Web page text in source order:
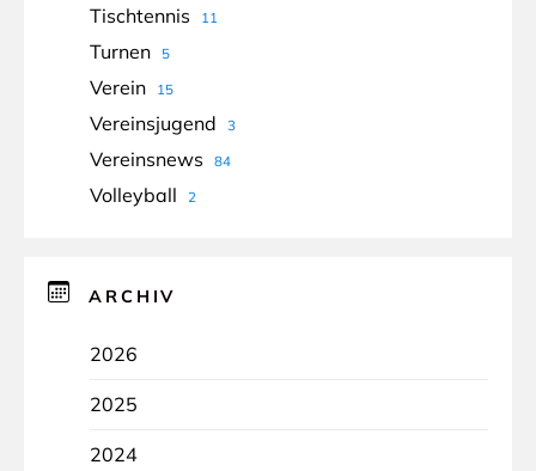
Tischtennis 11
Turnen 5
Verein 15
Vereinsjugend 3
Vereinsnews 84
Volleyball 2
ARCHIV
2026
2025
2024